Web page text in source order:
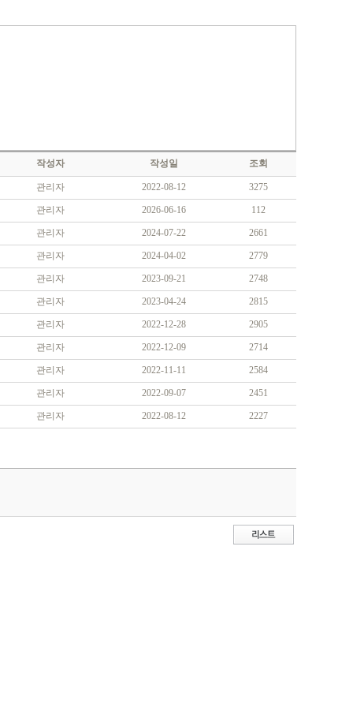
작성자 작성일 조회
관리자 2022-08-12 3275
관리자 2026-06-16 112
관리자 2024-07-22 2661
관리자 2024-04-02 2779
관리자 2023-09-21 2748
관리자 2023-04-24 2815
관리자 2022-12-28 2905
관리자 2022-12-09 2714
관리자 2022-11-11 2584
관리자 2022-09-07 2451
관리자 2022-08-12 2227